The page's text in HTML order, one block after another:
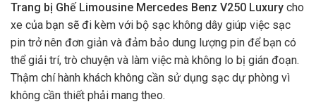
Trang bị Ghế Limousine Mercedes Benz V250 Luxury cho
xe của bạn sẽ đi kèm với bộ sạc không dây giúp việc sạc
pin trở nên đơn giản và đảm bảo dung lượng pin để bạn có
thể giải trí, trò chuyện và làm việc mà không lo bị gián đoạn.
Thậm chí hành khách không cần sử dụng sạc dự phòng vì
không cần thiết phải mang theo.